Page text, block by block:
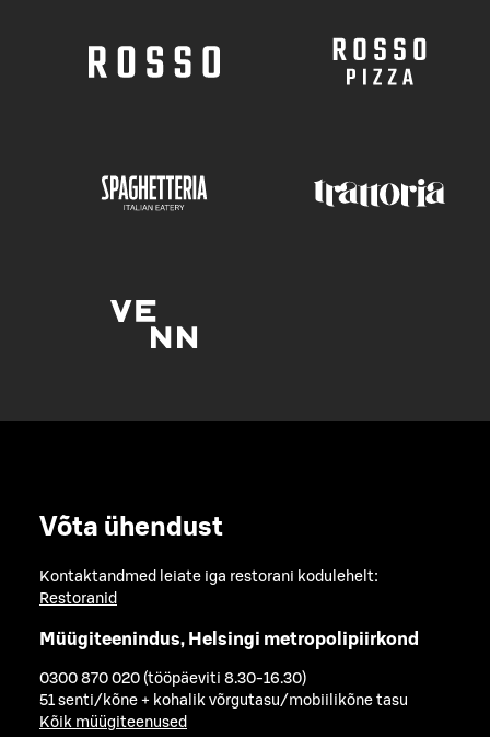
Võta ühendust
Kontaktandmed leiate iga restorani kodulehelt:
Restoranid
Müügiteenindus, Helsingi metropolipiirkond
0300 870 020 (tööpäeviti 8.30-16.30)
51 senti/kõne + kohalik võrgutasu/mobiilikõne tasu
Kõik müügiteenused